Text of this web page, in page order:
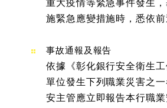
重大疫情等緊急事件發生
施緊急應變措施時，悉依前
事故通報及報告
依據《彰化銀行安全衛生
單位發生下列職業災害之
安主管應立即報告本行職